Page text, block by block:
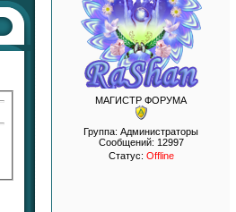
МАГИСТР ФОРУМА
Группа: Администраторы
Сообщений: 12997
Статус: Offline